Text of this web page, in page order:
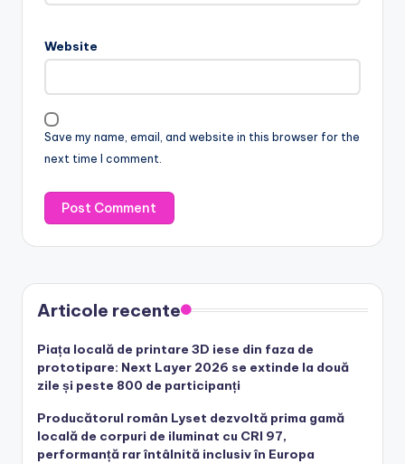
Website
Save my name, email, and website in this browser for the
next time I comment.
Articole recente
Piața locală de printare 3D iese din faza de
prototipare: Next Layer 2026 se extinde la două
zile și peste 800 de participanți
Producătorul român Lyset dezvoltă prima gamă
locală de corpuri de iluminat cu CRI 97,
performanță rar întâlnită inclusiv în Europa